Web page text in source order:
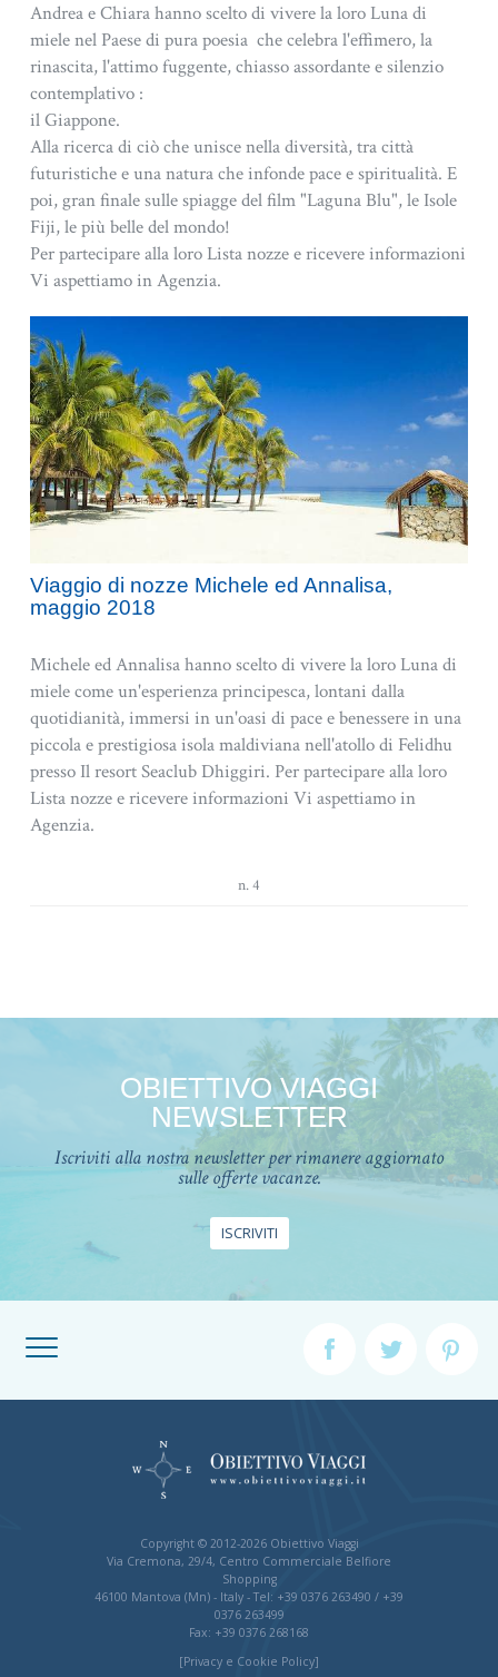
Andrea e Chiara hanno scelto di vivere la loro Luna di
miele nel Paese di pura poesia che celebra l'effimero, la
rinascita, l'attimo fuggente, chiasso assordante e silenzio
contemplativo :
il Giappone.
Alla ricerca di ciò che unisce nella diversità, tra città
futuristiche e una natura che infonde pace e spiritualità. E
poi, gran finale sulle spiagge del film "Laguna Blu", le Isole
Fiji, le più belle del mondo!
Per partecipare alla loro Lista nozze e ricevere informazioni
Vi aspettiamo in Agenzia.
Viaggio di nozze Michele ed Annalisa,
maggio 2018
Michele ed Annalisa hanno scelto di vivere la loro Luna di
miele come un'esperienza principesca, lontani dalla
quotidianità, immersi in un'oasi di pace e benessere in una
piccola e prestigiosa isola maldiviana nell'atollo di Felidhu
presso Il resort Seaclub Dhiggiri. Per partecipare alla loro
Lista nozze e ricevere informazioni Vi aspettiamo in
Agenzia.
n. 4
OBIETTIVO VIAGGI
NEWSLETTER
Iscriviti alla nostra newsletter per rimanere aggiornato
sulle offerte vacanze.
ISCRIVITI
SERVIZIO CLIENTI
Copyright © 2012-2026 Obiettivo Viaggi
Via Cremona, 29/4, Centro Commerciale Belfiore
Shopping
46100 Mantova (Mn) - Italy - Tel: +39 0376 263490 / +39
0376 263499
Fax: +39 0376 268168
[Privacy e Cookie Policy]